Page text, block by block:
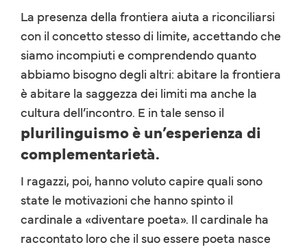
La presenza della frontiera aiuta a riconciliarsi
con il concetto stesso di limite, accettando che
siamo incompiuti e comprendendo quanto
abbiamo bisogno degli altri: abitare la frontiera
è abitare la saggezza dei limiti ma anche la
cultura dell’incontro. E in tale senso il
plurilinguismo è un’esperienza di
complementarietà.
I ragazzi, poi, hanno voluto capire quali sono
state le motivazioni che hanno spinto il
cardinale a «diventare poeta». Il cardinale ha
raccontato loro che il suo essere poeta nasce